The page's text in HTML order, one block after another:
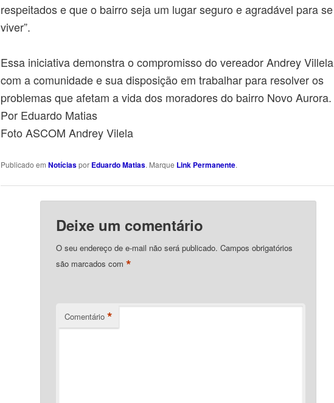
respeitados e que o bairro seja um lugar seguro e agradável para se
viver”.
Essa iniciativa demonstra o compromisso do vereador Andrey Villela
com a comunidade e sua disposição em trabalhar para resolver os
problemas que afetam a vida dos moradores do bairro Novo Aurora.
Por Eduardo Matias
Foto ASCOM Andrey Vilela
Publicado em Notíciaspor Eduardo Matias. Marque Link Permanente.
Deixe um comentário
O seu endereço de e-mail não será publicado. Campos obrigatórios
são marcados com *
Comentário *